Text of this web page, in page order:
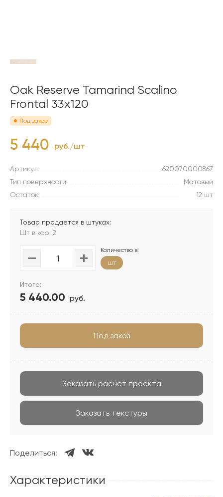
Oak Reserve Tamarind Scalino
Frontal 33х120
Под заказ
5 440 руб./шт
Артикул:
620070000867
Тип поверхности:
Матовый
Остаток:
12 шт
Товар продается в штуках:
Шт в кор: 2
Количество в:
шт
Итого:
5 440.00 руб.
Под заказ
Заказать расчет проекта
Заказать текстуры
Поделиться:
Характеристики